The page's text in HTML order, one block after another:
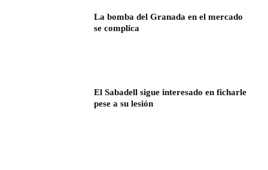
La bomba del Granada en el mercado
se complica
El Sabadell sigue interesado en ficharle
pese a su lesión